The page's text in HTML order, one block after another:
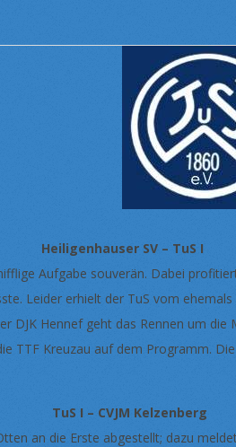
Heiligenhauser SV –
Aufgabe souverän. Dabei
Leider erhielt der TuS vom
DJK Hennef geht das Rennen um
TTF Kreuzau auf dem Programm.
TuS I – CVJM
an die Erste abgestellt; dazu